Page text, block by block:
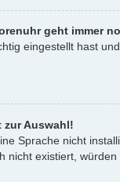
geht immer
eingestellt hast
zur Auswahl!
Sprache nicht
nicht existiert,